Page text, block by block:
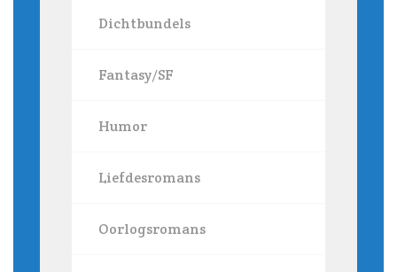
Dichtbundels
Fantasy/SF
Humor
Liefdesromans
Oorlogsromans